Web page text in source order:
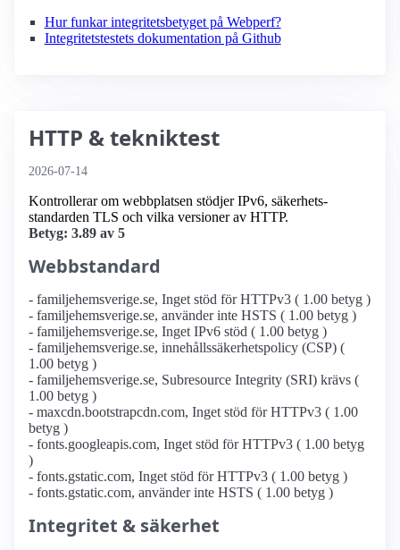
Hur funkar integritetsbetyget på Webperf?
Integritetstestets dokumentation på Github
HTTP & tekniktest
2026-07-14
Kontrollerar om webbplatsen stödjer IPv6, säkerhets­
standarden TLS och vilka versioner av HTTP.
Betyg: 3.89 av 5
Webbstandard
- familjehemsverige.se, Inget stöd för HTTPv3 ( 1.00 betyg )
- familjehemsverige.se, använder inte HSTS ( 1.00 betyg )
- familjehemsverige.se, Inget IPv6 stöd ( 1.00 betyg )
- familjehemsverige.se, innehållssäkerhetspolicy (CSP) (
1.00 betyg )
- familjehemsverige.se, Subresource Integrity (SRI) krävs (
1.00 betyg )
- maxcdn.bootstrapcdn.com, Inget stöd för HTTPv3 ( 1.00
betyg )
- fonts.googleapis.com, Inget stöd för HTTPv3 ( 1.00 betyg
)
- fonts.gstatic.com, Inget stöd för HTTPv3 ( 1.00 betyg )
- fonts.gstatic.com, använder inte HSTS ( 1.00 betyg )
Integritet & säkerhet